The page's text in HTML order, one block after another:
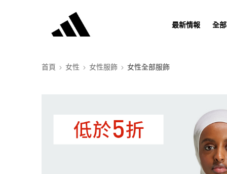
最新情報 全
首頁 女性 女性服飾 女性全部服飾